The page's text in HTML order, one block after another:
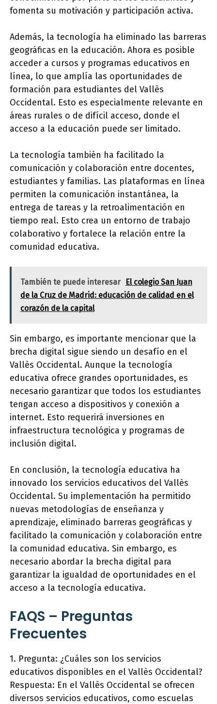
fomenta su motivación y participación activa.
Además, la tecnología ha eliminado las barreras
geográficas en la educación. Ahora es posible
acceder a cursos y programas educativos en
línea, lo que amplía las oportunidades de
formación para estudiantes del Vallès
Occidental. Esto es especialmente relevante en
áreas rurales o de difícil acceso, donde el
acceso a la educación puede ser limitado.
La tecnología también ha facilitado la
comunicación y colaboración entre docentes,
estudiantes y familias. Las plataformas en línea
permiten la comunicación instantánea, la
entrega de tareas y la retroalimentación en
tiempo real. Esto crea un entorno de trabajo
colaborativo y fortalece la relación entre la
comunidad educativa.
También te puede interesar
El colegio San Juan
de la Cruz de Madrid: educación de calidad en el
corazón de la capital
Sin embargo, es importante mencionar que la
brecha digital sigue siendo un desafío en el
Vallès Occidental. Aunque la tecnología
educativa ofrece grandes oportunidades, es
necesario garantizar que todos los estudiantes
tengan acceso a dispositivos y conexión a
internet. Esto requerirá inversiones en
infraestructura tecnológica y programas de
inclusión digital.
En conclusión, la tecnología educativa ha
innovado los servicios educativos del Vallès
Occidental. Su implementación ha permitido
nuevas metodologías de enseñanza y
aprendizaje, eliminado barreras geográficas y
facilitado la comunicación y colaboración entre
la comunidad educativa. Sin embargo, es
necesario abordar la brecha digital para
garantizar la igualdad de oportunidades en el
acceso a la tecnología educativa.
FAQS – Preguntas
Frecuentes
1. Pregunta: ¿Cuáles son los servicios
educativos disponibles en el Vallès Occidental?
Respuesta: En el Vallès Occidental se ofrecen
diversos servicios educativos, como escuelas